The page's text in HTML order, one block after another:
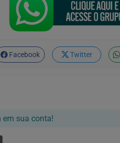
Facebook Twitter
em sua conta!